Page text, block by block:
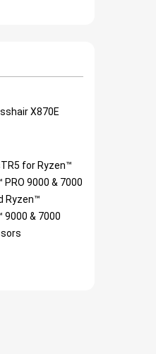
X870E
for Ryzen™
9000 & 7000
Ryzen™
9000 & 7000